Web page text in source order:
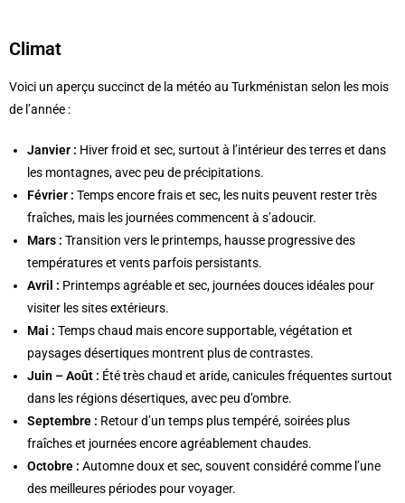
Climat
Voici un aperçu succinct de la météo au Turkménistan selon les mois
de l’année :
Janvier : Hiver froid et sec, surtout à l’intérieur des terres et dans
les montagnes, avec peu de précipitations.
Février : Temps encore frais et sec, les nuits peuvent rester très
fraîches, mais les journées commencent à s’adoucir.
Mars : Transition vers le printemps, hausse progressive des
températures et vents parfois persistants.
Avril : Printemps agréable et sec, journées douces idéales pour
visiter les sites extérieurs.
Mai : Temps chaud mais encore supportable, végétation et
paysages désertiques montrent plus de contrastes.
Juin – Août : Été très chaud et aride, canicules fréquentes surtout
dans les régions désertiques, avec peu d’ombre.
Septembre : Retour d’un temps plus tempéré, soirées plus
fraîches et journées encore agréablement chaudes.
Octobre : Automne doux et sec, souvent considéré comme l’une
des meilleures périodes pour voyager.